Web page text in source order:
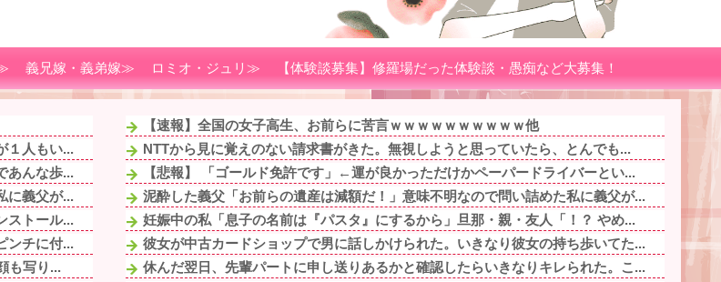
義兄嫁・義弟嫁≫ ロミオ・ジュリ≫ 【体験談募集】修羅場だった体験談・愚痴など大募集！
１人もい...
あんな歩...
に義父が...
ストール...
ンチに付...
も写り...
【速報】全国の女子高生、お前らに苦言ｗｗｗｗｗｗｗｗｗｗ他
NTTから見に覚えのない請求書がきた。無視しようと思っていたら、とんでも...
【悲報】 「ゴールド免許です」←運が良かっただけかペーパードライバーとい...
泥酔した義父「お前らの遺産は減額だ！」意味不明なので問い詰めた私に義父が...
妊娠中の私「息子の名前は『パスタ』にするから」旦那・親・友人「！？ やめ...
彼女が中古カードショップで男に話しかけられた。いきなり彼女の持ち歩いてた...
休んだ翌日、先輩パートに申し送りあるかと確認したらいきなりキレられた。こ...